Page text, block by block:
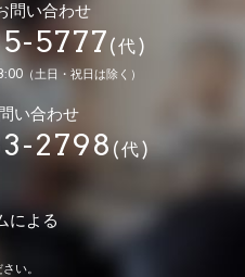
問い合わせ
5777(代)
（土日・祝日は除く）
い合わせ
2798(代)
による
い。